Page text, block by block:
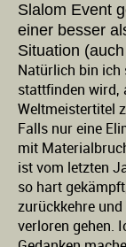
Slalom Event
einer besser
Situation
Natürlich bin ich
stattfinden wird,
Weltmeistertitel
Falls nur eine
mit
ist vom letzten
so hart
zurückkehre
verloren gehen.